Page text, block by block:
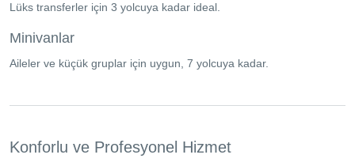
Lüks transferler için 3 yolcuya kadar ideal.
Minivanlar
Aileler ve küçük gruplar için uygun, 7 yolcuya kadar.
Konforlu ve Profesyonel Hizmet